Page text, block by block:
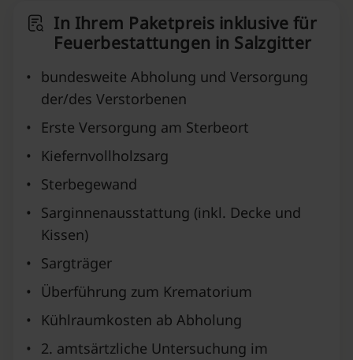
In Ihrem Paketpreis inklusive für
Feuerbestattungen in Salzgitter
•
bundesweite Abholung und Versorgung
der/des Verstorbenen
•
Erste Versorgung am Sterbeort
•
Kiefernvollholzsarg
•
Sterbegewand
•
Sarginnenausstattung (inkl. Decke und
Kissen)
•
Sargträger
•
Überführung zum Krematorium
•
Kühlraumkosten ab Abholung
•
2. amtsärtzliche Untersuchung im